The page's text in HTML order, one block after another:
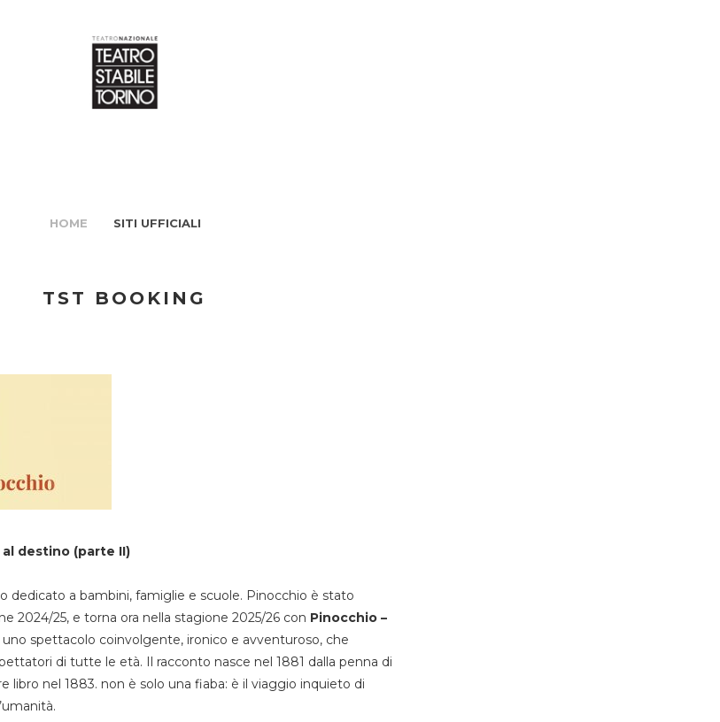
HOME SITI UFFICIALI
TST BOOKING
destino (parte II)
dedicato a bambini, famiglie e scuole. Pinocchio è stato
2024/25, e torna ora nella stagione 2025/26 con Pinocchio –
spettacolo coinvolgente, ironico e avventuroso, che
di tutte le età. Il racconto nasce nel 1881 dalla penna di
libro nel 1883. non è solo una fiaba: è il viaggio inquieto di